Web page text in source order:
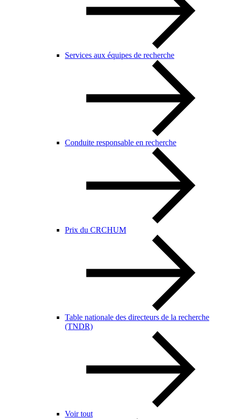
Services aux équipes de recherche
Conduite responsable en recherche
Prix du CRCHUM
Table nationale des directeurs de la recherche
(TNDR)
Voir tout